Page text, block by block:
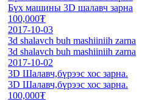
Бүх машины 3D шалавч зарна
100,000₮
2017-10-03
3d shalavch buh mashiiniih zarna
3d shalavch buh mashiiniih zarna
2017-10-02
3D Шалавч,бүрээс хос зарна.
3D Шалавч,бүрээс хос зарна.
100,000₮